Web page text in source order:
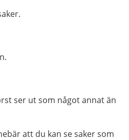
ser ut som något annat än
att du kan se saker som